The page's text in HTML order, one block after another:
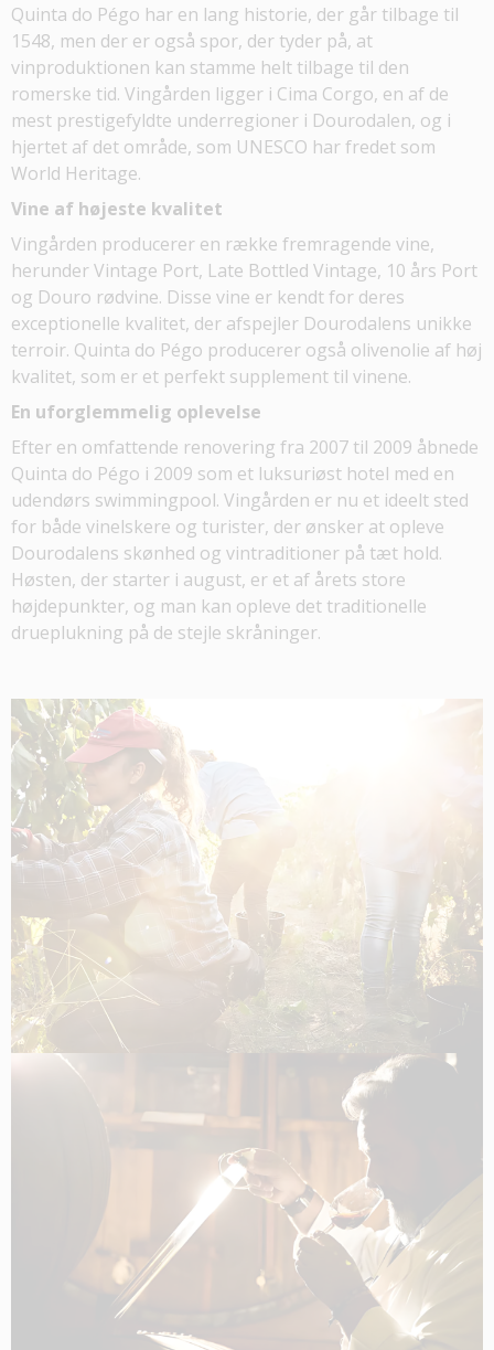
Quinta do Pégo har en lang historie, der går tilbage til
1548, men der er også spor, der tyder på, at
vinproduktionen kan stamme helt tilbage til den
romerske tid. Vingården ligger i Cima Corgo, en af de
mest prestigefyldte underregioner i Dourodalen, og i
hjertet af det område, som UNESCO har fredet som
World Heritage.
Vine af højeste kvalitet
Vingården producerer en række fremragende vine,
herunder Vintage Port, Late Bottled Vintage, 10 års Port
og Douro rødvine. Disse vine er kendt for deres
exceptionelle kvalitet, der afspejler Dourodalens unikke
terroir. Quinta do Pégo producerer også olivenolie af høj
kvalitet, som er et perfekt supplement til vinene.
En uforglemmelig oplevelse
Efter en omfattende renovering fra 2007 til 2009 åbnede
Quinta do Pégo i 2009 som et luksuriøst hotel med en
udendørs swimmingpool. Vingården er nu et ideelt sted
for både vinelskere og turister, der ønsker at opleve
Dourodalens skønhed og vintraditioner på tæt hold.
Høsten, der starter i august, er et af årets store
højdepunkter, og man kan opleve det traditionelle
drueplukning på de stejle skråninger.